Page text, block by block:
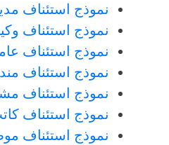
نموذج استئناف
نموذج استئناف
نموذج استئناف
نموذج استئناف
نموذج استئناف
نموذج استئناف
نموذج استئناف